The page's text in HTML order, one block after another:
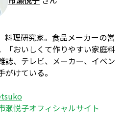
料理研究家。食品メーカーの営
「おいしくて作りやすい家庭料
誌、テレビ、メーカー、イベン
けている。
瀬悦子オフィシャルサイト